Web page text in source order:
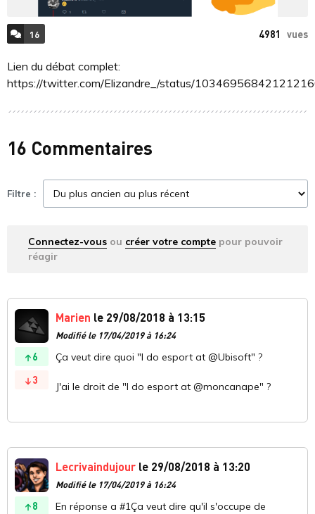
ACCÉDER AUX
16
COMMENTAIRES
4981 vues
Lien du débat complet:
https://twitter.com/Elizandre_/status/
16 Commentaires
Filtre :
Connectez-vous ou créer votre compte pour pouvoir
réagir
6
3
Marien le 29/08/2018 à 13:15
Modifié le 17/04/2019 à 16:24
Ça veut dire quoi "I do esport at @Ubisoft" ?
J'ai le droit de "I do esport at @moncanape" ?
8
Lecrivaindujour le 29/08/2018 à 13:20
Modifié le 17/04/2019 à 16:24
En réponse a #1Ça veut dire qu'il s'occupe de